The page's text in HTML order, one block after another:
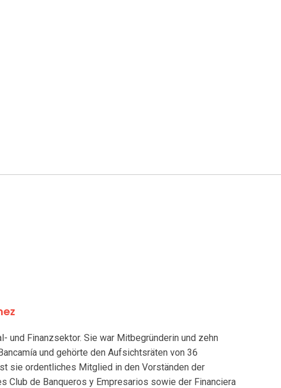
und Finanzsektor. Sie war Mitbegründerin und zehn
und gehörte den Aufsichtsräten von 36
sie ordentliches Mitglied in den Vorständen der
Club de Banqueros y Empresarios sowie der Financiera